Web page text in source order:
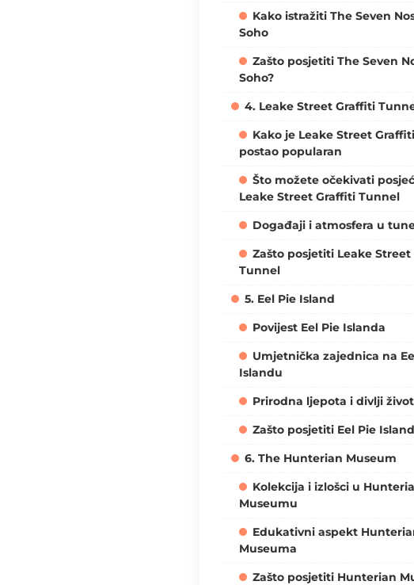
Kako istražiti The Seven
Soho
Zašto posjetiti The Seven
Soho?
4. Leake Street Graffiti
Kako je Leake Street
postao popularan
Što možete očekivati
Leake Street Graffiti Tunnel
Događaji i atmosfera u
Zašto posjetiti Leake
Tunnel
5. Eel Pie Island
Povijest Eel Pie Islanda
Umjetnička zajednica na
Islandu
Prirodna ljepota i divlji život
Zašto posjetiti Eel Pie Island
6. The Hunterian Museum
Kolekcija i izlošci u
Museumu
Edukativni aspekt
Museuma
Zašto posjetiti Hunterian